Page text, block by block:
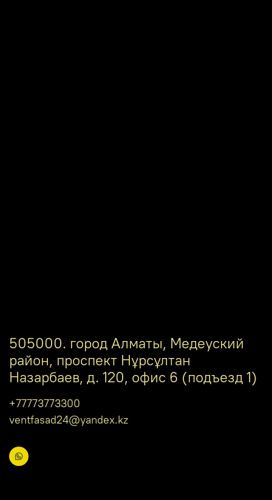
505000. город Алматы, Медеуский
район, проспект Нұрсұлтан
Назарбаев, д. 120, офис 6 (подъезд 1)
+77773773300
ventfasad24@yandex.kz